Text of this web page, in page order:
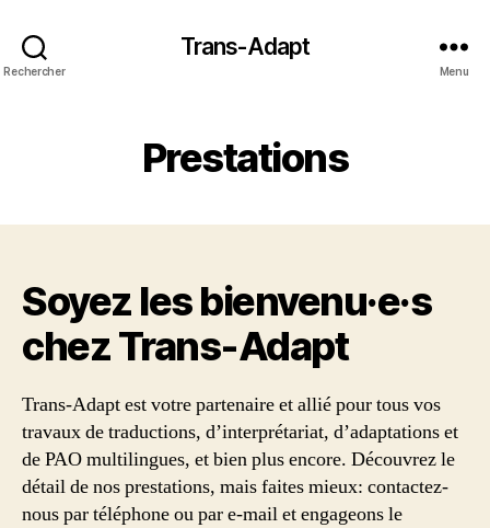
Rechercher
Trans-Adapt
Menu
Prestations
Soyez les bienvenu·e·s
chez Trans‑Adapt
Trans-Adapt est votre partenaire et allié pour tous vos
travaux de traductions, d’interprétariat, d’adaptations et
de PAO multilingues, et bien plus encore. Découvrez le
détail de nos prestations, mais faites mieux: contactez-
nous par téléphone ou par e-mail et engageons le